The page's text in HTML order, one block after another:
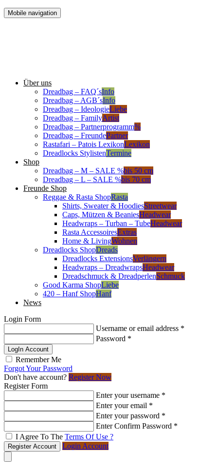
Mobile navigation
Über uns
Dreadbag – FAQ´sInfo
Dreadbag – AGB´sInfo
Dreadbag – IdeologieLiebe
Dreadbag – FamilyArtist
Dreadbag – Partnerprogramm%
Dreadbag – FreundePartner
Rastafari – Patois LexikonLexikon
Dreadlocks StylistenTermine
Shop
Dreadbag – M – SALE %bis 50 cm
Dreadbag – L – SALE %bis 70 cm
Freunde Shop
Reggae & Rasta ShopRasta
Shirts, Sweater & HoodiesStreetwear
Caps, Mützen & BeaniesHeadwear
Headwraps – Turban – TubeHeadwear
Rasta AccessoiresExtras
Home & LivingWohnen
Dreadlocks ShopDreads
Dreadlocks ExtensionsVerlängern
Headwraps – DreadwrapsHeadwear
Dreadschmuck & DreadperlenSchmuck
Good Karma ShopLiebe
420 – Hanf ShopHanf
News
Login Form
Username or email address *
Password *
LogIn Account
Remember Me
Forgot Your Password
Don't have account? Register Now
Register Form
Enter your username *
Enter your email *
Enter your password *
Enter Confirm Password *
I Agree To The Terms Of Use ?
Register Account Login Account